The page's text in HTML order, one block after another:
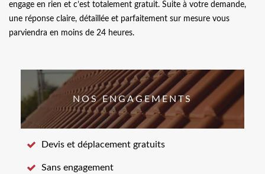
engage en rien et c’est totalement gratuit. Suite à votre demande,
une réponse claire, détaillée et parfaitement sur mesure vous
parviendra en moins de 24 heures.
NOS ENGAGEMENTS
Devis et déplacement gratuits
Sans engagement